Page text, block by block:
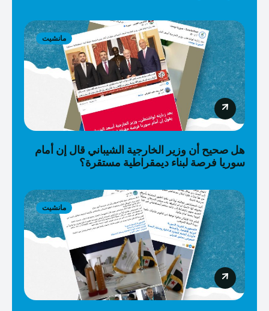
مانشيت
هل صحيح أن وزير الخارجية الشيباني قال إن أمام
سوريا فرصة لبناء ديمقراطية مستقرة؟
مانشيت